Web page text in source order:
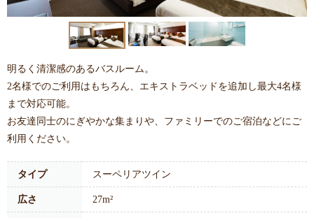
明るく清潔感のあるバスルーム。
2名様でのご利用はもちろん、エキストラベッドを追加し最大4名様
まで対応可能。
お友達同士のにぎやかな集まりや、ファミリーでのご宿泊などにご
利用ください。
タイプ スーペリアツイン
広さ 27m²